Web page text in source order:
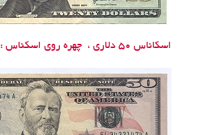
اسکاناس 50 دلاری ، چهره روی اسکناس :